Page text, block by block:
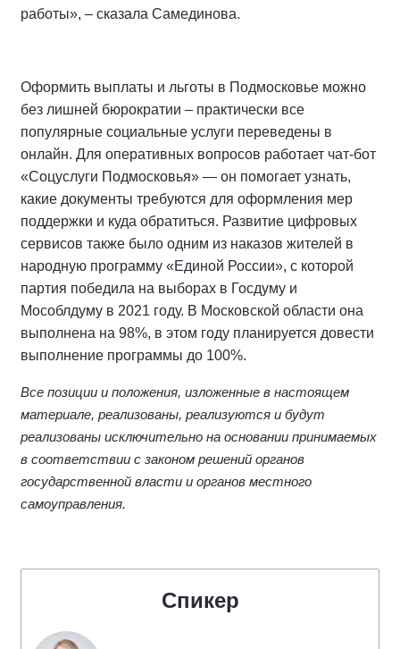
работы», – сказала Самединова.
Оформить выплаты и льготы в Подмосковье можно
без лишней бюрократии – практически все
популярные социальные услуги переведены в
онлайн. Для оперативных вопросов работает чат-бот
«Соцуслуги Подмосковья» — он помогает узнать,
какие документы требуются для оформления мер
поддержки и куда обратиться. Развитие цифровых
сервисов также было одним из наказов жителей в
народную программу «Единой России», с которой
партия победила на выборах в Госдуму и
Мособлдуму в 2021 году. В Московской области она
выполнена на 98%, в этом году планируется довести
выполнение программы до 100%.
Все позиции и положения, изложенные в настоящем
материале, реализованы, реализуются и будут
реализованы исключительно на основании принимаемых
в соответствии с законом решений органов
государственной власти и органов местного
самоуправления.
Спикер